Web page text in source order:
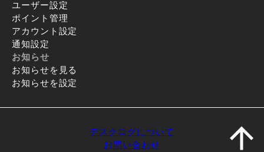
ユーザー設定
ポイント管理
アカウント設定
通知設定
お知らせ
お知らせを見る
お知らせを設定
デスクログについて
お問い合わせ